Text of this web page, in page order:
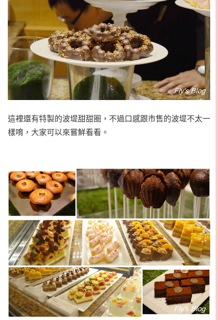
這裡還有特製的波堤甜甜圈，不過口感跟市售的波堤不太一
樣唷，大家可以來嘗鮮看看。